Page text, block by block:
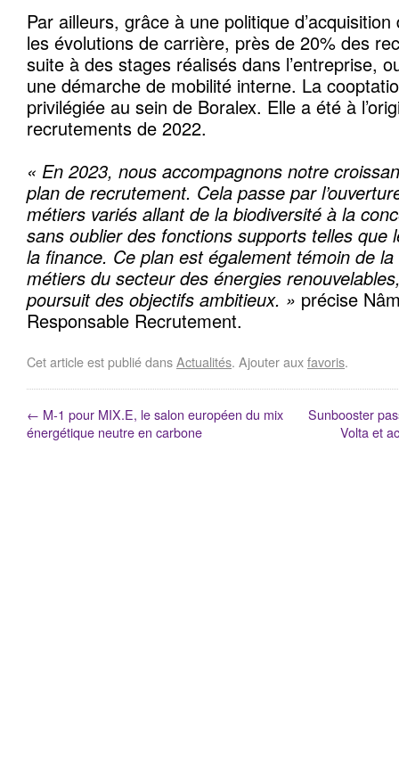
Par ailleurs, grâce à une politique
les évolutions de carrière, près de 20% des
suite à des stages réalisés dans l’entreprise,
une démarche de mobilité interne. La
privilégiée au sein de Boralex. Elle a été à
recrutements de 2022.
« En 2023, nous accompagnons notre
plan de recrutement. Cela passe par
métiers variés allant de la biodiversité à la
sans oublier des fonctions supports telles que
la finance. Ce plan est également témoin de
métiers du secteur des énergies
poursuit des objectifs ambitieux. » précise
Responsable Recrutement.
Cet article est publié dansActualités. Ajouter auxfavoris.
← M-1 pour MIX.E, le salon européen du mix
énergétique neutre en carbone
Sunbooster
Volta et